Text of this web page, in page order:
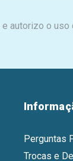
e autorizo o uso
Perguntas
Trocas e